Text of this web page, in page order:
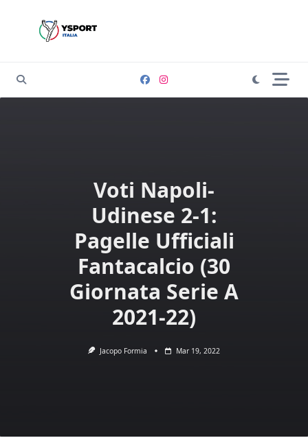
Voti Napoli-
Udinese 2-1:
Pagelle Ufficiali
Fantacalcio (30
Giornata Serie A
2021-22)
Jacopo Formia Mar 19, 2022